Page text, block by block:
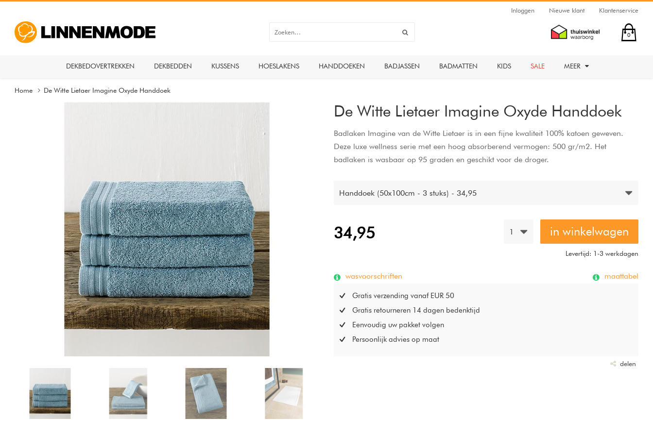
Inloggen Nieuwe klant Klantenservice
0
DEKBEDOVERTREKKEN DEKBEDDEN KUSSENS HOESLAKENS HANDDOEKEN BADJASSEN BADMATTEN KIDS SALE MEER
Home De Witte Lietaer Imagine Oxyde Handdoek
De Witte Lietaer Imagine Oxyde Handdoek
Badlaken Imagine van de Witte Lietaer is in een fijne kwaliteit 100% katoen geweven.
Deze luxe wellness serie met een hoog absorberend vermogen: 500 gr/m2. Het
badlaken is wasbaar op 95 graden en geschikt voor de droger.
Handdoek (50x100cm - 3 stuks) - 34,95
34,95 1 in winkelwagen
Levertijd: 1-3 werkdagen
wasvoorschriften maattabel
Gratis verzending vanaf EUR 50
Gratis retourneren 14 dagen bedenktijd
Eenvoudig uw pakket volgen
Persoonlijk advies op maat
delen